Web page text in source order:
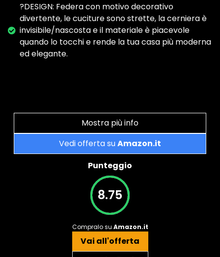
?DESIGN: Federa con motivo decorativo
divertente, le cuciture sono strette, la cerniera è
invisibile/nascosta e il materiale è piacevole
quando lo tocchi e rende la tua casa più moderna
ed elegante.
Mostra più info
Vedi offerta suAmazon.it
Punteggio
8.75
Compralo su Amazon.it
Vai all'offerta